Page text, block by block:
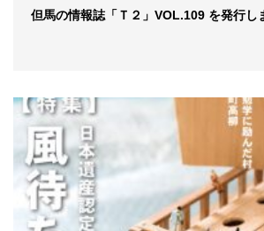
但馬の情報誌「Ｔ２」VOL.109 を発行し